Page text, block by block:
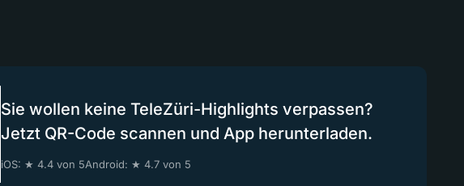
Sie wollen keine TeleZüri-Highlights verpassen?
Jetzt QR-Code scannen und App herunterladen.
iOS: ★ 4.4 von 5Android: ★ 4.7 von 5